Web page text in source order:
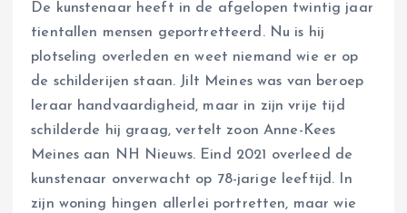
De kunstenaar heeft in de afgelopen twintig jaar
tientallen mensen geportretteerd. Nu is hij
plotseling overleden en weet niemand wie er op
de schilderijen staan. Jilt Meines was van beroep
leraar handvaardigheid, maar in zijn vrije tijd
schilderde hij graag, vertelt zoon Anne-Kees
Meines aan NH Nieuws. Eind 2021 overleed de
kunstenaar onverwacht op 78-jarige leeftijd. In
zijn woning hingen allerlei portretten, maar wie